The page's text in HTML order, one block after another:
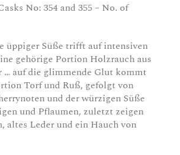
No: 354 and 355 – No. of
üppiger Süße trifft auf intensiven
gehörige Portion Holzrauch aus
… auf die glimmende Glut kommt
Torf und Ruß, gefolgt von
und der würzigen Süße
und Pflaumen, zuletzt zeigen
altes Leder und ein Hauch von